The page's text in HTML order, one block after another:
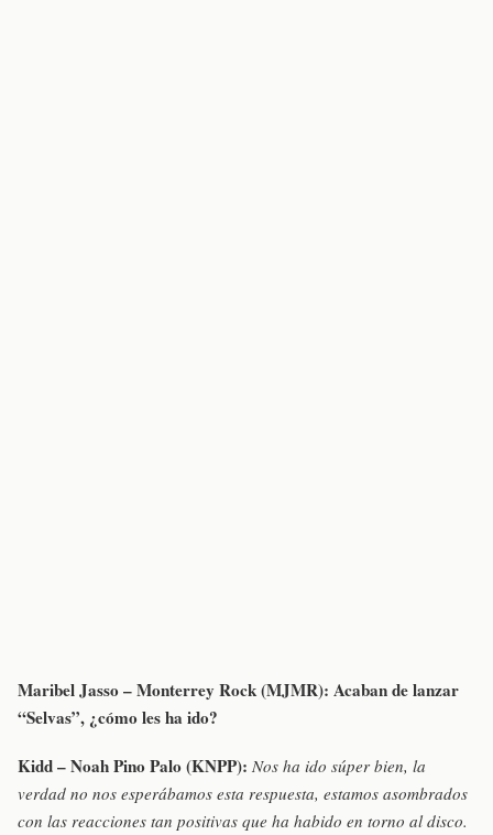
Maribel Jasso – Monterrey Rock (MJMR): Acaban de lanzar
“Selvas”, ¿cómo les ha ido?
Kidd – Noah Pino Palo (KNPP): Nos ha ido súper bien, la
verdad no nos esperábamos esta respuesta, estamos asombrados
con las reacciones tan positivas que ha habido en torno al disco.